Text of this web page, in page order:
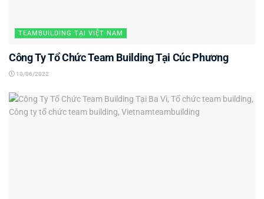
TEAMBUILDING TẠI VIỆT NAM
Công Ty Tổ Chức Team Building Tại Cúc Phương
10/06/2022